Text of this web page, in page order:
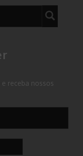
receba nossos